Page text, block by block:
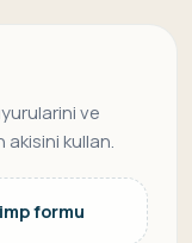
ve
kullan.
formu